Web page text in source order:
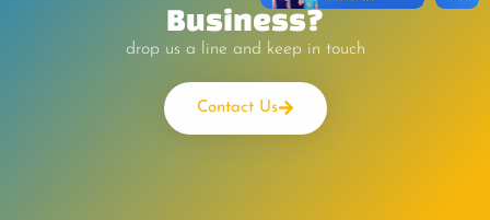
Business?
drop us a line and keep in touch
Contact Us